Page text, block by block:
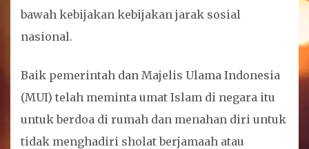
bawah kebijakan kebijakan jarak sosial
nasional.
Baik pemerintah dan Majelis Ulama Indonesia
(MUI) telah meminta umat Islam di negara itu
untuk berdoa di rumah dan menahan diri untuk
tidak menghadiri sholat berjamaah atau